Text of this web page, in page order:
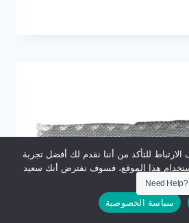
Need
للتأكد من أننا نقدم لك أفضل تجربة
هذا الموقع، فسوف نفترض أنك سعيد
به.
سياسة الخصوصية